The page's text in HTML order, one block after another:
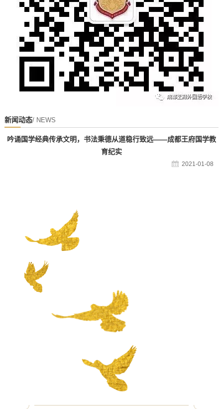
新闻动态/ NEWS
吟诵国学经典传承文明，书法秉德从道稳行致远——成都王府国学教
育纪实
2021-01-08